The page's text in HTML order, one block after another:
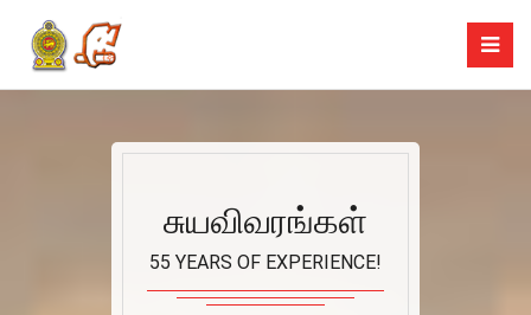
சுயவிவரங்கள்
55 YEARS OF EXPERIENCE!